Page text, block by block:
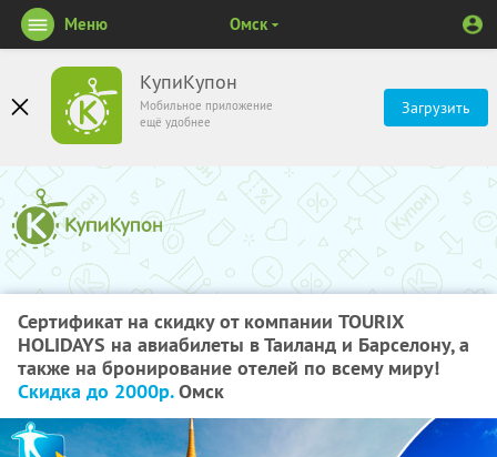
КупиКупон
Мобильное приложение
ещё удобнее
Загрузить
Меню Омск
Сертификат на скидку от компании TOURIX
HOLIDAYS на авиабилеты в Таиланд и Барселону, а
также на бронирование отелей по всему миру!
Скидка до 2000р.Омск